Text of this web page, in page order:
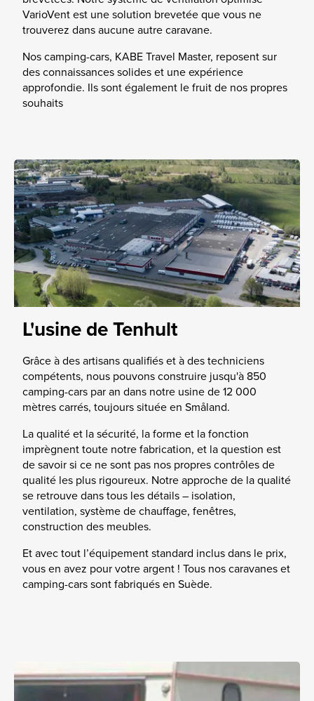
VarioVent est une solution brevetée que vous ne
trouverez dans aucune autre caravane.
Nos camping-cars, KABE Travel Master, reposent sur
des connaissances solides et une expérience
approfondie. Ils sont également le fruit de nos propres
souhaits
L'usine de Tenhult
Grâce à des artisans qualifiés et à des techniciens
compétents, nous pouvons construire jusqu'à 850
camping-cars par an dans notre usine de 12 000
mètres carrés, toujours située en Småland.
La qualité et la sécurité, la forme et la fonction
imprègnent toute notre fabrication, et la question est
de savoir si ce ne sont pas nos propres contrôles de
qualité les plus rigoureux. Notre approche de la qualité
se retrouve dans tous les détails – isolation,
ventilation, système de chauffage, fenêtres,
construction des meubles.
Et avec tout l’équipement standard inclus dans le prix,
vous en avez pour votre argent ! Tous nos caravanes et
camping-cars sont fabriqués en Suède.